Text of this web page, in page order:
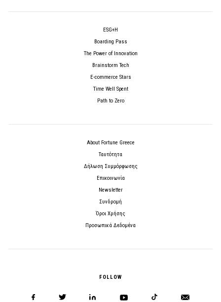
ESG+H
Boarding Pass
The Power of Innovation
Brainstorm Tech
E-commerce Stars
Time Well Spent
Path to Zero
About Fortune Greece
Ταυτότητα
Δήλωση Συμμόρφωσης
Επικοινωνία
Newsletter
Συνδρομή
Όροι Χρήσης
Προσωπικά Δεδομένα
FOLLOW